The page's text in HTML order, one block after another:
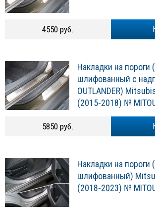
4550 руб.
Накладки на пороги
шлифованный с
OUTLANDER)
(2015-2018) №
5850 руб.
Накладки на пороги
шлифованный)
(2018-2023) №